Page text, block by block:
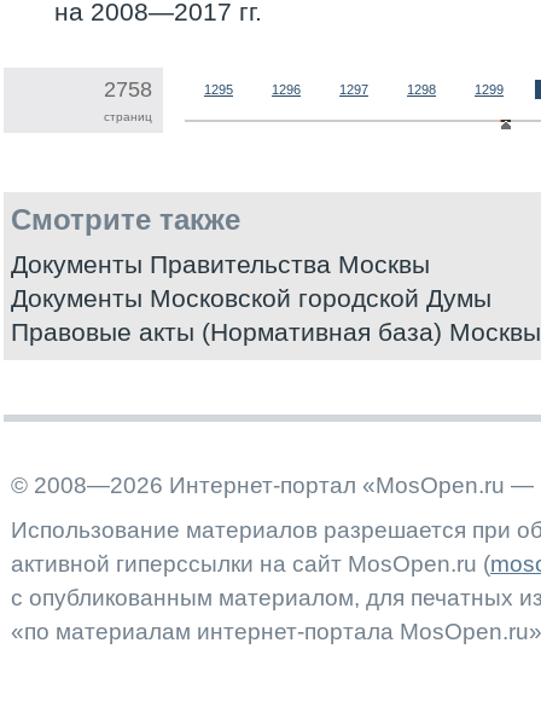
на 2008—2017 гг.
2758
страниц
1295 1296 1297 1298 1299
Смотрите также
Документы Правительства Москвы
Документы Московской городской Думы
Правовые акты (Нормативная база) Москвы
© 2008—2026 Интернет-портал «MosOpen.ru —
Использование материалов разрешается при
активной гиперссылки на сайт MosOpen.ru (
с опубликованным материалом, для печатных
«по материалам интернет-портала